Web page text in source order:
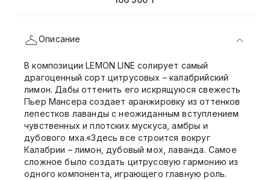
Описание
В композиции LEMON LINE солирует самый
драгоценный сорт цитрусовых – калабрийский
лимон. Дабы оттенить его искрящуюся свежесть
Пьер Мансера создает аранжировку из оттенков
лепестков лаванды с неожиданным вступлением
чувственных и плотских мускуса, амбры и
дубового мха.«Здесь все строится вокруг
Калабрии – лимон, дубовый мох, лаванда. Самое
сложное было создать цитрусовую гармонию из
одного компонента, играющего главную роль.